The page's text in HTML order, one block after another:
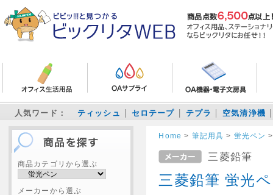
人気ワード： ティッシュ セロテープ テプラ 空気清浄機
商品カテゴリから選ぶ
メーカーから選ぶ
Home > 筆記用具 > 蛍光ペン
三菱鉛筆
三菱鉛筆 蛍光